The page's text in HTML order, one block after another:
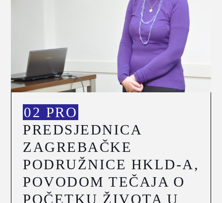
02 PRO
PREDSJEDNICA
ZAGREBAČKE
PODRUŽNICE HKLD-A,
POVODOM TEČAJA O
POČETKU ŽIVOTA U